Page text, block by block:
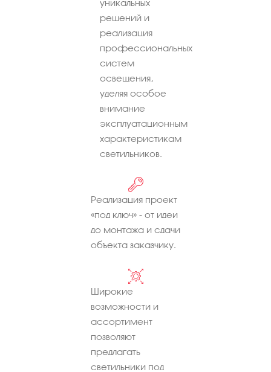
уникальных
решений и
реализация
профессиональных
систем
освещения,
уделяя особое
внимание
эксплуатационным
характеристикам
светильников.
Реализация проект
«под ключ» - от идеи
до монтажа и сдачи
объекта заказчику.
Широкие
возможности и
ассортимент
позволяют
предлагать
светильники под